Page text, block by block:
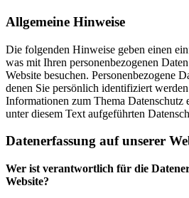
Allgemeine Hinweise
Die folgenden Hinweise geben einen
was mit Ihren personenbezogenen
Website besuchen. Personenbezogene
denen Sie persönlich identifiziert
Informationen zum Thema Datenschutz
unter diesem Text aufgeführten
Datenerfassung auf unserer
Wer ist verantwortlich für die
Website?